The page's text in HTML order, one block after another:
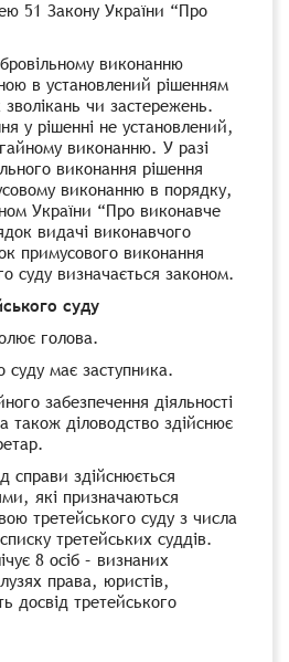
51 Закону України “Про
виконанню
в установлений рішенням
чи застережень.
у рішенні не установлений,
виконанню. У разі
виконання рішення
виконанню в порядку,
України “Про виконавче
видачі виконавчого
примусового виконання
суду визначається законом.
суду
голова.
суду має заступника.
забезпечення діяльності
також діловодство здійснює
справи здійснюється
які призначаються
третейського суду з числа
третейських суддів.
8 осіб – визнаних
права, юристів,
досвід третейського